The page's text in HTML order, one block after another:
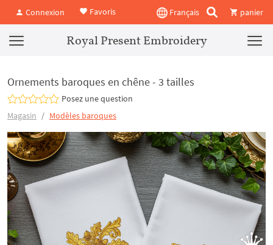
Connexion Favoris Français panier
Royal Present Embroidery
Ornements baroques en chêne - 3 tailles
Posez une question
Magasin
Modèles baroques